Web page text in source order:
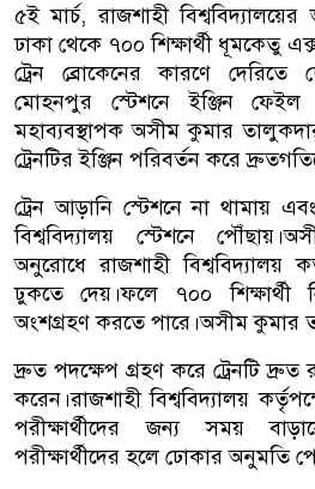
৫ই মার্চ, রাজশাহী
ঢাকা থেকে ৭০০ শিক্ষার্থী ধূমকেতু
ট্রেন ব্রোকেনের কারণে
মোহনপুর স্টেশনে ইঞ্জিন ফেইল
মহাব্যবস্থাপক অসীম কুমার
ট্রেনটির ইঞ্জিন পরিবর্তন করে
ট্রেন আড়ানি স্টেশনে না থামায়
বিশ্ববিদ্যালয় স্টেশনে
অনুরোধে রাজশাহী বিশ্ববিদ্যালয়
ঢুকতে দেয়।ফলে ৭০০ শিক্ষার্থী
অংশগ্রহণ করতে পারে।অসীম কুমার
দ্রুত পদক্ষেপ গ্রহণ করে ট্রেনটি দ্রুত
করেন।রাজশাহী বিশ্ববিদ্যালয়
পরীক্ষার্থীদের জন্য সময়
পরীক্ষার্থীদের হলে ঢোকার অনুমতি